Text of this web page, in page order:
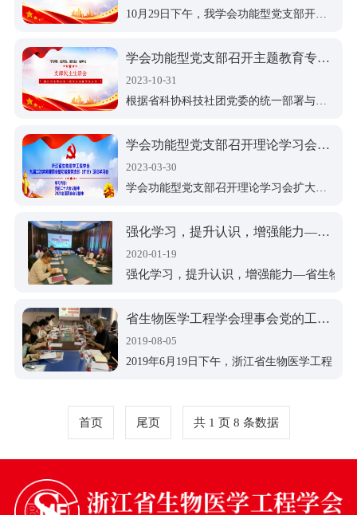
10月29日下午，我学会功能型党支部开展学习贯彻习近平总书记考察浙江重要讲话精神活动。会议由支部书记夏顺仁主持。
学会功能型党支部召开主题教育专题民主生活会
2023-10-31
根据省科协科技社团党委的统一部署与要求，我学会功能型党支部于9月16日召开学习贯彻习近平新时代中国特色社会主义思想主题教育专题民主生活会。
学会功能型党支部召开理论学习会扩大会议
2023-03-30
学会功能型党支部召开理论学习会扩大会议
强化学习，提升认识，增强能力—省生物医学工程学会开展党的工作小组学习活动
2020-01-19
强化学习，提升认识，增强能力—省生物
省生物医学工程学会理事会党的工作小组开展集体学习活动
2019-08-05
2019年6月19日下午，浙江省生物医学工程
学会秘书处党员同志参加了学习。活动由
学会理事长、党的工作小组组长陈江华教
授主持！
首页 尾页 共 1 页 8 条数据